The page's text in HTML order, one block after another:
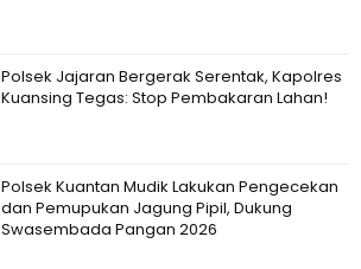
Polsek Jajaran Bergerak Serentak, Kapolres
Kuansing Tegas: Stop Pembakaran Lahan!
Polsek Kuantan Mudik Lakukan Pengecekan
dan Pemupukan Jagung Pipil, Dukung
Swasembada Pangan 2026